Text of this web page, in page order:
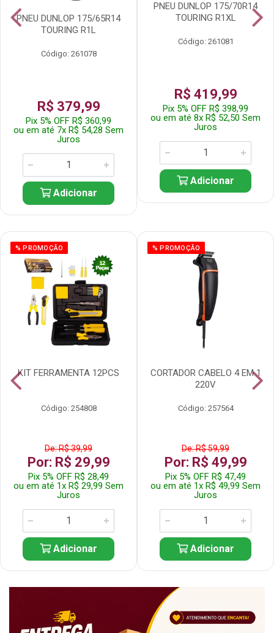
PNEU DUNLOP 175/65R14
TOURING R1L
Código: 261078
R$ 379,99
Pix 5% OFF R$ 360,99
ou em até 7x R$ 54,28 Sem
Juros
Adicionar
PNEU DUNLOP 175/70R14
TOURING R1XL
Código: 261081
R$ 419,99
Pix 5% OFF R$ 398,99
ou em até 8x R$ 52,50 Sem
Juros
Adicionar
% PROMOÇÃO
KIT FERRAMENTA 12PCS
Código: 254808
De: R$ 39,99
Por: R$ 29,99
Pix 5% OFF R$ 28,49
ou em até 1x R$ 29,99 Sem
Juros
Adicionar
% PROMOÇÃO
CORTADOR CABELO 4 EM 1
220V
Código: 257564
De: R$ 59,99
Por: R$ 49,99
Pix 5% OFF R$ 47,49
ou em até 1x R$ 49,99 Sem
Juros
Adicionar